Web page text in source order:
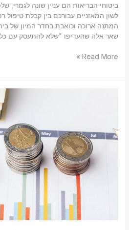
ביטוחי הבריאות הם עניין שונה לגמרי,
לשון המאזניים עבורכם בין קבלת טיפול
המתנה ארוכה וכואבת בחדר המיון של
שאר אלה שהעדיפו "שלא להתעסק עם
Read More »
להיעזר